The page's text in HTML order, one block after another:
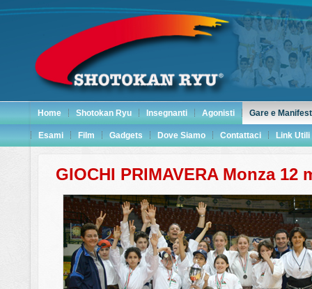
Home Shotokan Ryu Insegnanti Agonisti Gare e
Esami Film Gadgets Dove Siamo Contattaci Link Utili
GIOCHI PRIMAVERA Monza 12